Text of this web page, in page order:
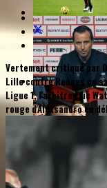
Vertement critiqué par
Lille contre Rennes ce
Ligue 1, l'arbitre Eric
rouge d'Alexsandro en